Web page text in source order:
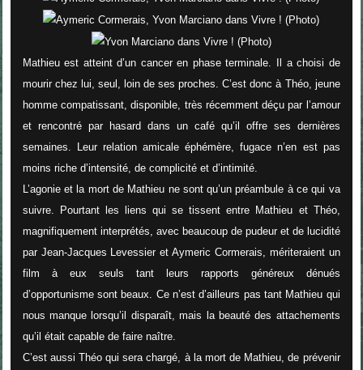
Mathieu est atteint d’un cancer en phase terminale. Il a choisi de
mourir chez lui, seul, loin de ses proches. C’est donc à Théo, jeune
homme compatissant, disponible, très récemment déçu par l’amour
et rencontré par hasard dans un café qu’il offre ses dernières
semaines. Leur relation amicale éphémère, fugace n’en est pas
moins riche d’intensité, de complicité et d’intimité.
L’agonie et la mort de Mathieu ne sont qu’un préambule à ce qui va
suivre. Pourtant les liens qui se tissent entre Mathieu et Théo,
magnifiquement interprétés, avec beaucoup de pudeur et de lucidité
par Jean-Jacques Levessier et Aymeric Cormerais, mériteraient un
film à eux seuls tant leurs rapports généreux dénués
d’opportunisme sont beaux. Ce n’est d’ailleurs pas tant Mathieu qui
nous manque lorsqu’il disparaît, mais la beauté des attachements
qu’il était capable de faire naître.
C’est aussi Théo qui sera chargé, à la mort de Mathieu, de prévenir